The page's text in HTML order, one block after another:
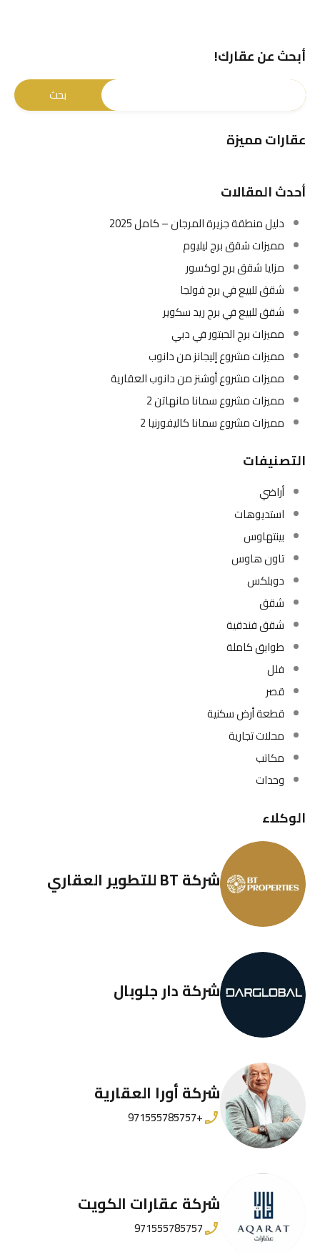
أبحث عن عقارك!
عقارات مميزة
أحدث المقالات
دليل منطقة جزيرة المرجان – كامل 2025
مميزات شقق برج ليليوم
مزايا شقق برج لوكسور
شقق للبيع في برج فولجا
شقق للبيع في برج ريد سكوير
مميزات برج الحبتور في دبي
مميزات مشروع إليجانز من دانوب
مميزات مشروع أوشنز من دانوب العقارية
مميزات مشروع سمانا مانهاتن 2
مميزات مشروع سمانا كاليفورنيا 2
التصنيفات
أراضي
استديوهات
بينتهاوس
تاون هاوس
دوبلكس
شقق
شقق فندقية
طوابق كاملة
فلل
قصر
قطعة أرض سكنية
محلات تجارية
مكاتب
وحدات
الوكلاء
شركة BT للتطوير العقاري
شركة دار جلوبال
شركة أورا العقارية
+971555785757
شركة عقارات الكويت
971555785757